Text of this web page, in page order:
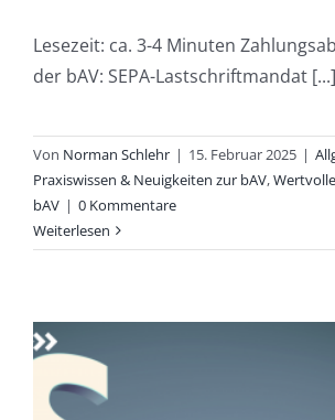
Lesezeit: ca. 3-4 Minuten
der bAV: SEPA-Lastschriftmandat [...]
Von Norman Schlehr | 15. Februar 2025 |
Praxiswissen & Neuigkeiten zur bAV,
bAV | 0 Kommentare
Weiterlesen